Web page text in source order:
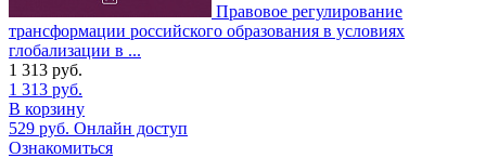
Правовое регулирование
трансформации российского образования в условиях
глобализации в ...
1 313 руб.
1 313 руб.
В корзину
529 руб. Онлайн доступ
Ознакомиться